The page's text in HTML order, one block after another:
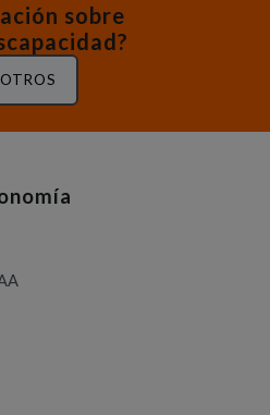
sobre